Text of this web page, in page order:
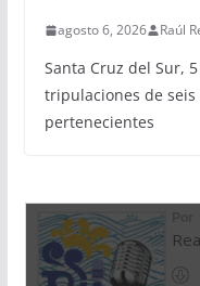
agosto 6, 2026 Raúl
Santa Cruz del Sur,
tripulaciones de
pertenecientes